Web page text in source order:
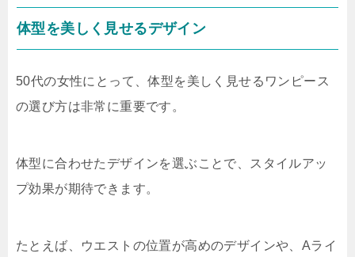
体型を美しく見せるデザイン
50代の女性にとって、体型を美しく見せるワンピース
の選び方は非常に重要です。
体型に合わせたデザインを選ぶことで、スタイルアッ
プ効果が期待できます。
たとえば、ウエストの位置が高めのデザインや、Aライ